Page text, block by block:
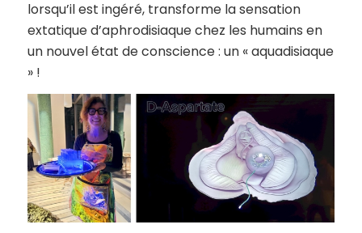
lorsqu’il est ingéré, transforme la sensation
extatique d’aphrodisiaque chez les humains en
un nouvel état de conscience : un « aquadisiaque
» !